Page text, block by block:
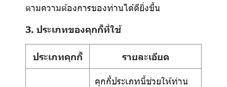
ตามความต้องการของท่านได้ดียิ่งขึ้น
3. ประเภทของคุกกี้ที่ใช้
ประเภทคุกกี้ รายละเอียด
คุกกี้ประเภทนี้ช่วยให้ท่าน